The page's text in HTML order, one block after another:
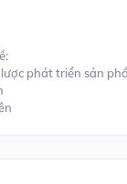
phát triển sản